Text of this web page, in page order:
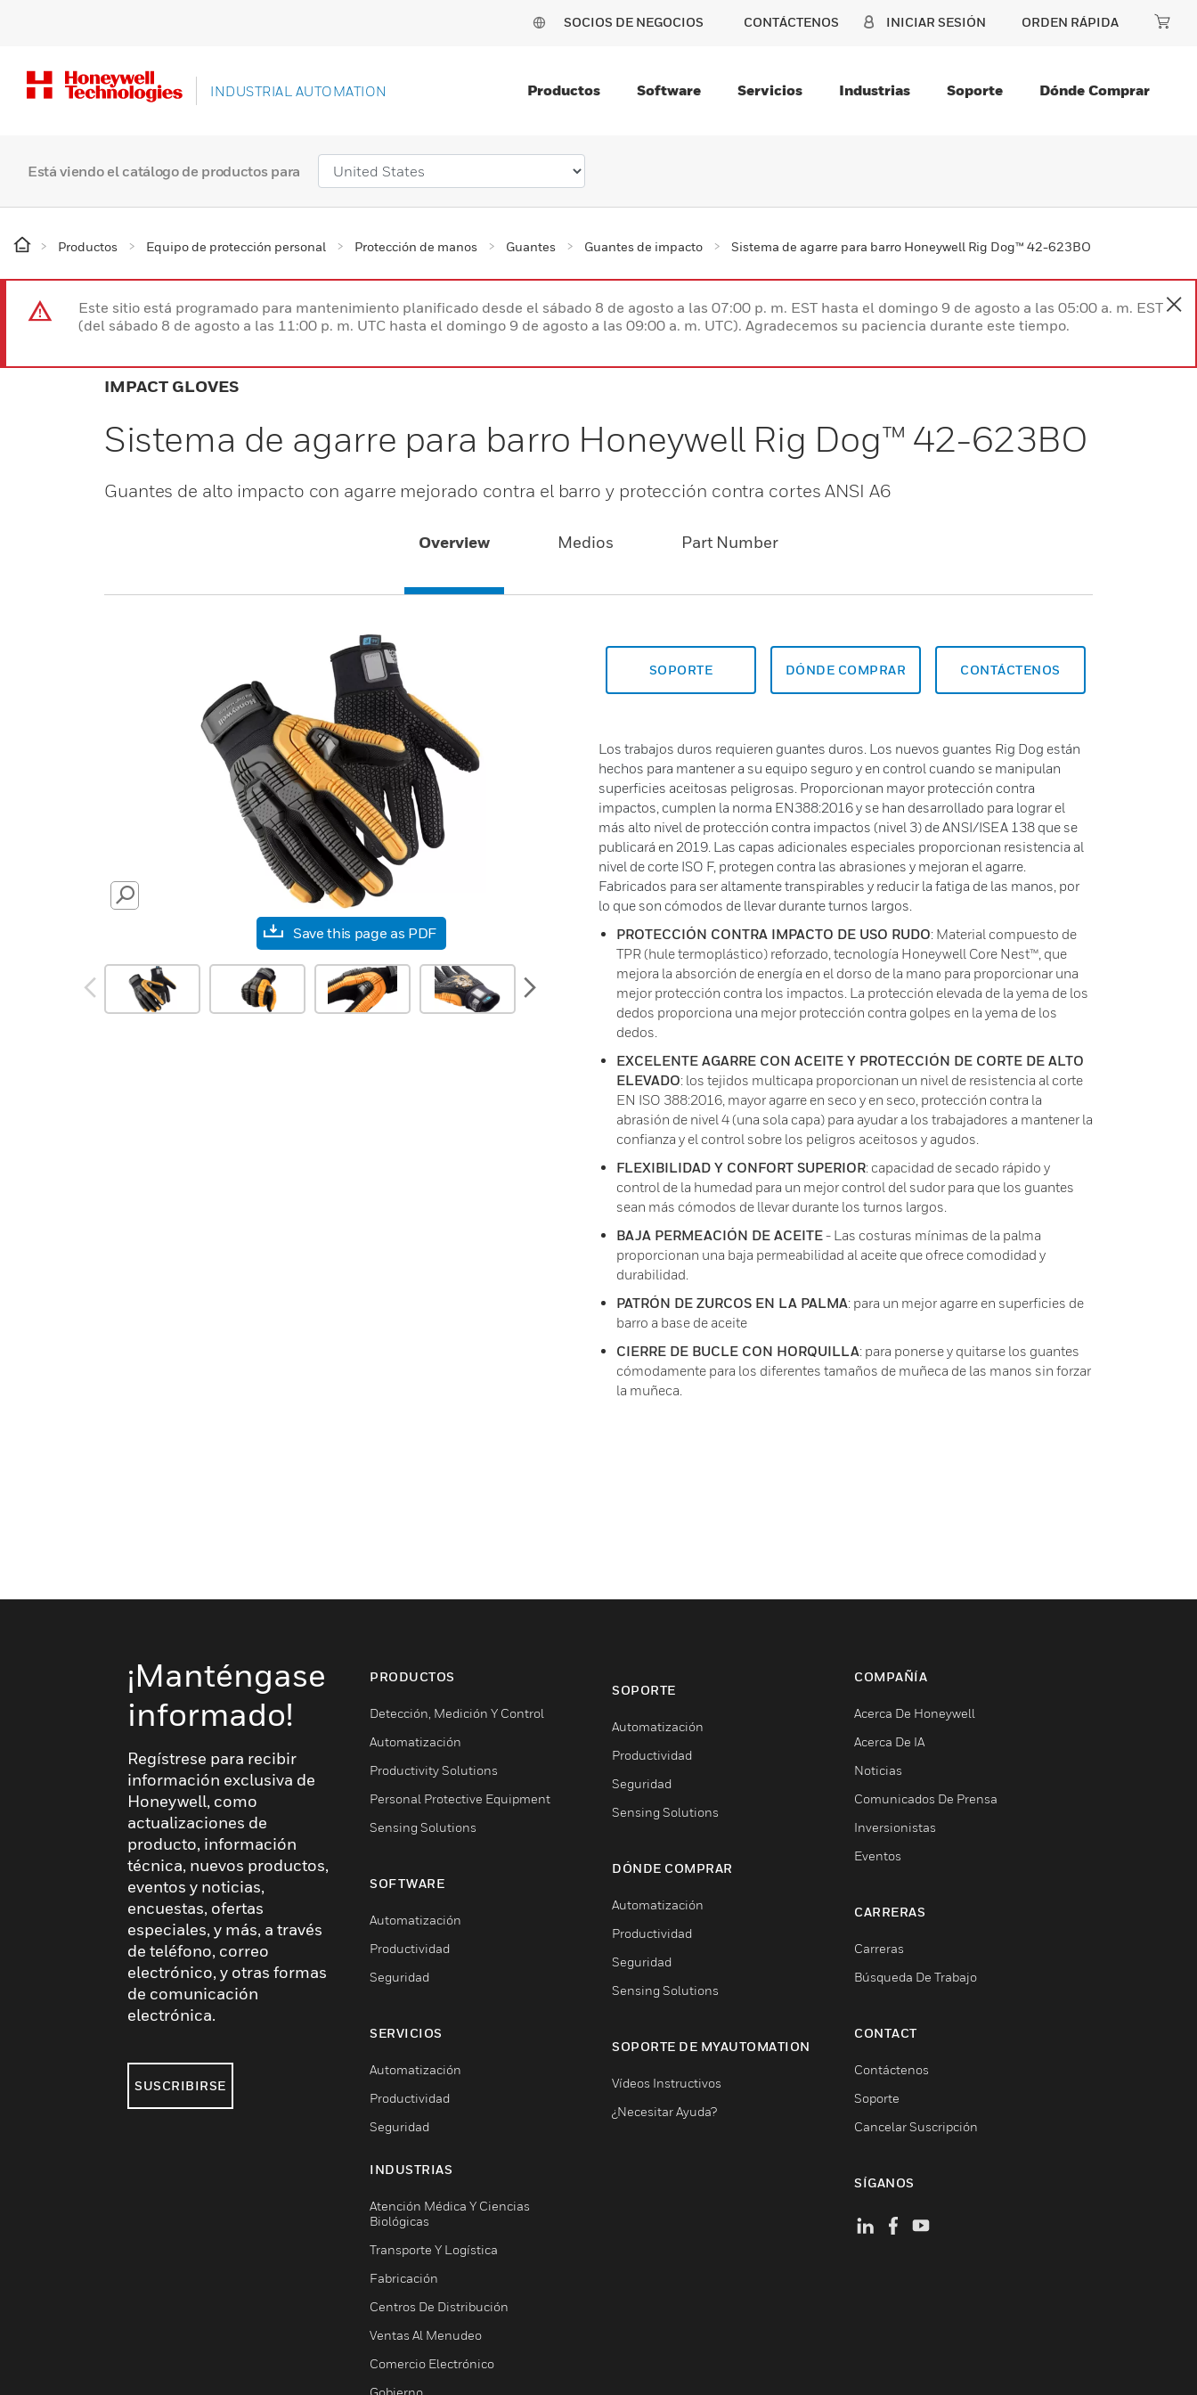
SOCIOS DE NEGOCIOS CONTÁCTENOS INICIAR SESIÓN ORDEN RÁPIDA
INDUSTRIAL AUTOMATION Productos Software Servicios Industrias Soporte Dónde Comprar
Está viendo el catálogo de productos para
Productos Equipo de protección personal Protección de manos Guantes Guantes de impacto Sistema de agarre para barro Honeywell Rig Dog™ 42-623BO
Este sitio está programado para mantenimiento planificado desde el sábado 8 de agosto a las 07:00 p. m. EST hasta el domingo 9 de agosto a las 05:00 a. m. EST
(del sábado 8 de agosto a las 11:00 p. m. UTC hasta el domingo 9 de agosto a las 09:00 a. m. UTC). Agradecemos su paciencia durante este tiempo.
IMPACT GLOVES
Sistema de agarre para barro Honeywell Rig Dog™ 42-623BO
Guantes de alto impacto con agarre mejorado contra el barro y protección contra cortes ANSI A6
Overview Medios Part Number
SEARCH
Save this page as PDF
prev
SOPORTE DÓNDE COMPRAR CONTÁCTENOS
Los trabajos duros requieren guantes duros. Los nuevos guantes Rig Dog están
hechos para mantener a su equipo seguro y en control cuando se manipulan
superficies aceitosas peligrosas. Proporcionan mayor protección contra
impactos, cumplen la norma EN388:2016 y se han desarrollado para lograr el
más alto nivel de protección contra impactos (nivel 3) de ANSI/ISEA 138 que se
publicará en 2019. Las capas adicionales especiales proporcionan resistencia al
nivel de corte ISO F, protegen contra las abrasiones y mejoran el agarre.
Fabricados para ser altamente transpirables y reducir la fatiga de las manos, por
lo que son cómodos de llevar durante turnos largos.
PROTECCIÓN CONTRA IMPACTO DE USO RUDO: Material compuesto de
TPR (hule termoplástico) reforzado, tecnología Honeywell Core Nest™, que
mejora la absorción de energía en el dorso de la mano para proporcionar una
mejor protección contra los impactos. La protección elevada de la yema de los
dedos proporciona una mejor protección contra golpes en la yema de los
dedos.
EXCELENTE AGARRE CON ACEITE Y PROTECCIÓN DE CORTE DE ALTO
ELEVADO: los tejidos multicapa proporcionan un nivel de resistencia al corte
EN ISO 388:2016, mayor agarre en seco y en seco, protección contra la
abrasión de nivel 4 (una sola capa) para ayudar a los trabajadores a mantener la
confianza y el control sobre los peligros aceitosos y agudos.
FLEXIBILIDAD Y CONFORT SUPERIOR: capacidad de secado rápido y
control de la humedad para un mejor control del sudor para que los guantes
sean más cómodos de llevar durante los turnos largos.
BAJA PERMEACIÓN DE ACEITE- Las costuras mínimas de la palma
proporcionan una baja permeabilidad al aceite que ofrece comodidad y
durabilidad.
PATRÓN DE ZURCOS EN LA PALMA: para un mejor agarre en superficies de
barro a base de aceite
CIERRE DE BUCLE CON HORQUILLA: para ponerse y quitarse los guantes
cómodamente para los diferentes tamaños de muñeca de las manos sin forzar
la muñeca.
¡Manténgase
informado!
Regístrese para recibir
información exclusiva de
Honeywell, como
actualizaciones de
producto, información
técnica, nuevos productos,
eventos y noticias,
encuestas, ofertas
especiales, y más, a través
de teléfono, correo
electrónico, y otras formas
de comunicación
electrónica.
SUSCRIBIRSE
PRODUCTOS
Detección, Medición Y Control
Automatización
Productivity Solutions
Personal Protective Equipment
Sensing Solutions
SOFTWARE
Automatización
Productividad
Seguridad
SERVICIOS
Automatización
Productividad
Seguridad
INDUSTRIAS
Atención Médica Y Ciencias
Biológicas
Transporte Y Logística
Fabricación
Centros De Distribución
Ventas Al Menudeo
Comercio Electrónico
Gobierno
SOPORTE
Automatización
Productividad
Seguridad
Sensing Solutions
DÓNDE COMPRAR
Automatización
Productividad
Seguridad
Sensing Solutions
SOPORTE DE MYAUTOMATION
Vídeos Instructivos
¿Necesitar Ayuda?
COMPAÑÍA
Acerca De Honeywell
Acerca De IA
Noticias
Comunicados De Prensa
Inversionistas
Eventos
CARRERAS
Carreras
Búsqueda De Trabajo
CONTACT
Contáctenos
Soporte
Cancelar Suscripción
SÍGANOS